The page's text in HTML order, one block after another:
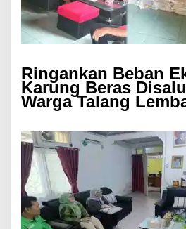
Ringankan Beban
Karung Beras
Warga Talang